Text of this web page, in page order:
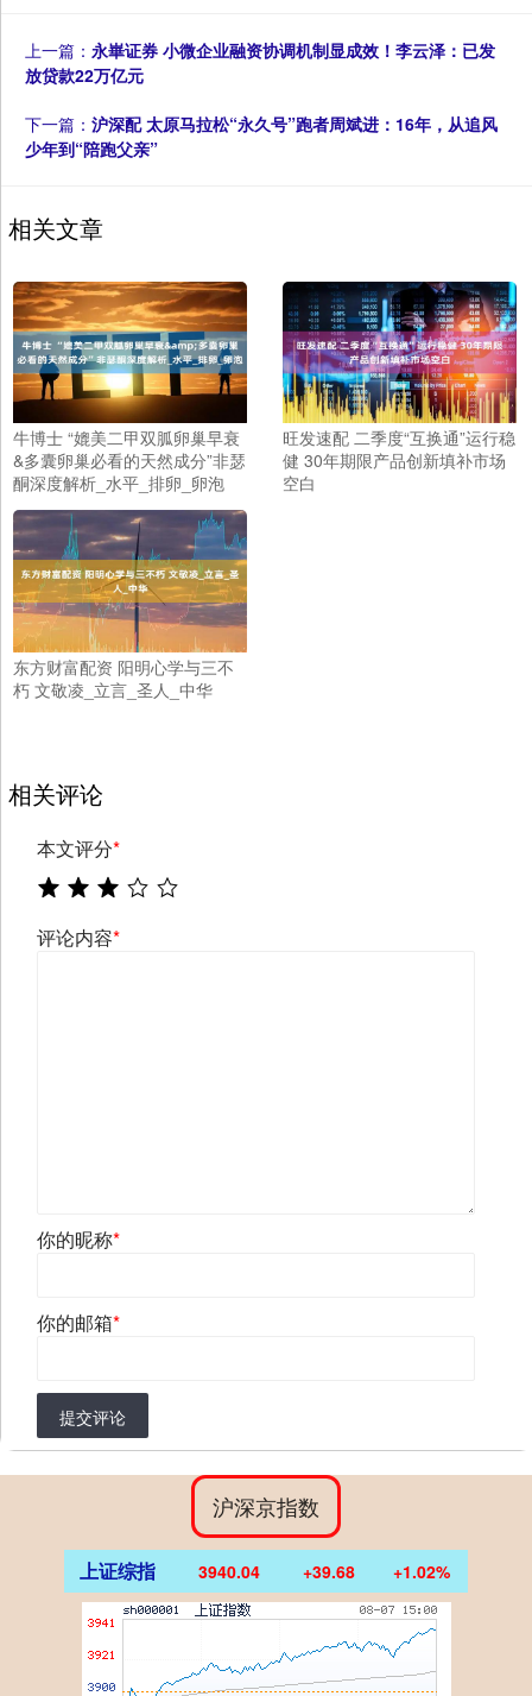
上一篇： 永崋证券 小微企业融资协调机制显成效！李云泽：已发
放贷款22万亿元
下一篇： 沪深配 太原马拉松“永久号”跑者周斌进：16年，从追风
少年到“陪跑父亲”
相关文章
牛博士 “媲美二甲双胍卵巢早衰
&多囊卵巢必看的天然成分”非瑟
酮深度解析_水平_排卵_卵泡
旺发速配 二季度“互换通”运行稳
健 30年期限产品创新填补市场
空白
东方财富配资 阳明心学与三不
朽 文敬凌_立言_圣人_中华
相关评论
本文评分*
评论内容*
你的昵称*
你的邮箱*
提交评论
沪深京指数
上证综指 3940.04 +39.68 +1.02%